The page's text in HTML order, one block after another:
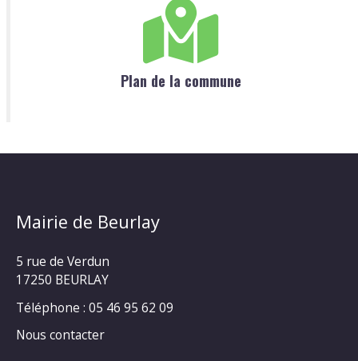
Plan de la commune
Mairie de Beurlay
5 rue de Verdun
17250 BEURLAY
Téléphone : 05 46 95 62 09
Nous contacter